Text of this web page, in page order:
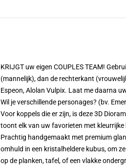
KRIJGT uw eigen COUPLES TEAM!
(mannelijk), dan de rechterkant
Espeon, Alolan Vulpix. Laat me daarna
Wil je verschillende personages? (bv.
Voor koppels die er zijn, is deze 3D
toont elk van uw favorieten met
Prachtig handgemaakt met premium
omhuld in een kristalheldere kubus, om
op de planken, tafel, of een vlakke